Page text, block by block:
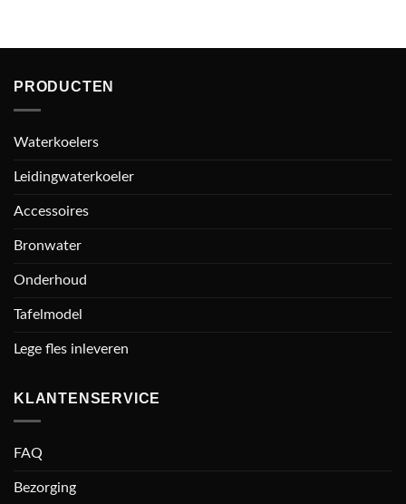
PRODUCTEN
Waterkoelers
Leidingwaterkoeler
Accessoires
Bronwater
Onderhoud
Tafelmodel
Lege fles inleveren
KLANTENSERVICE
FAQ
Bezorging